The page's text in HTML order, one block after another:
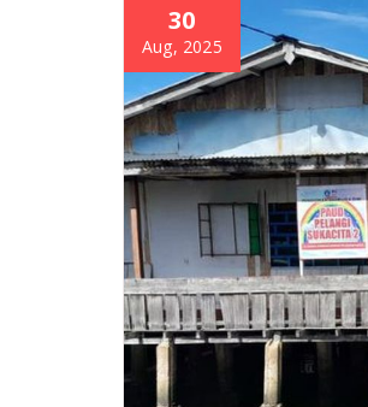
30
Aug, 2025